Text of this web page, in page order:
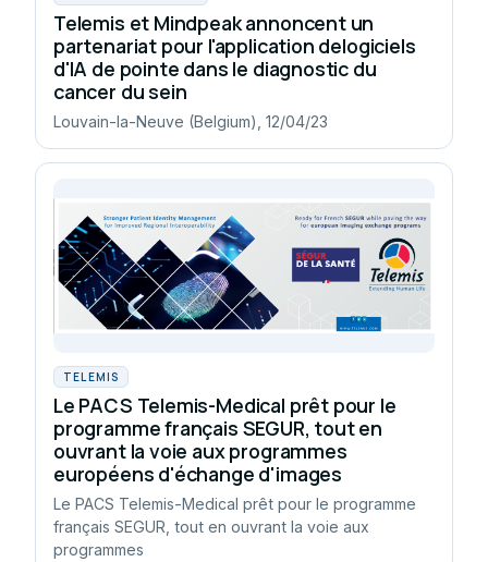
Telemis et Mindpeak annoncent un
partenariat pour l'application delogiciels
d'IA de pointe dans le diagnostic du
cancer du sein
Louvain-la-Neuve (Belgium), 12/04/23
TELEMIS
Le PACS Telemis-Medical prêt pour le
programme français SEGUR, tout en
ouvrant la voie aux programmes
européens d'échange d'images
Le PACS Telemis-Medical prêt pour le programme
français SEGUR, tout en ouvrant la voie aux
programmes